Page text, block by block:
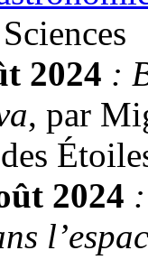
2024 :
, par
2024